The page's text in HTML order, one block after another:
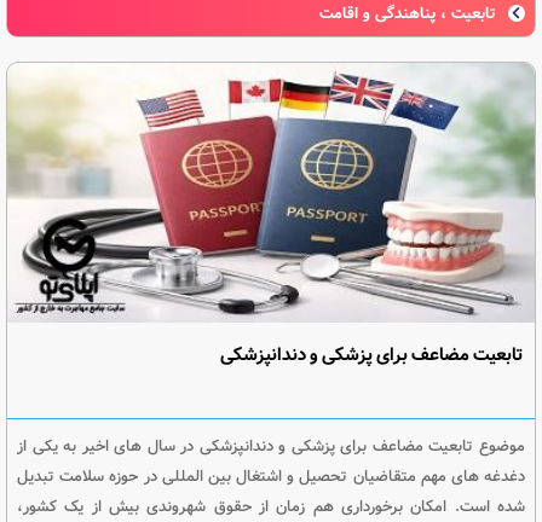
تابعیت ، پناهندگی و اقامت
تابعیت مضاعف برای پزشکی و دندانپزشکی
موضوع تابعیت مضاعف برای پزشکی و دندانپزشکی در سال های اخیر به یکی از
دغدغه های مهم متقاضیان تحصیل و اشتغال بین المللی در حوزه سلامت تبدیل
شده است. امکان برخورداری هم زمان از حقوق شهروندی بیش از یک کشور،